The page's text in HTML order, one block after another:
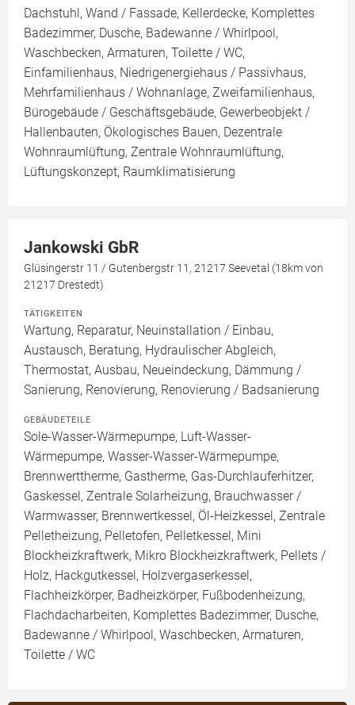
Dachstuhl, Wand / Fassade, Kellerdecke, Komplettes
Badezimmer, Dusche, Badewanne / Whirlpool,
Waschbecken, Armaturen, Toilette / WC,
Einfamilienhaus, Niedrigenergiehaus / Passivhaus,
Mehrfamilienhaus / Wohnanlage, Zweifamilienhaus,
Bürogebäude / Geschäftsgebäude, Gewerbeobjekt /
Hallenbauten, Ökologisches Bauen, Dezentrale
Wohnraumlüftung, Zentrale Wohnraumlüftung,
Lüftungskonzept, Raumklimatisierung
Jankowski GbR
Glüsingerstr 11 / Gutenbergstr 11, 21217 Seevetal (18km von
21217 Drestedt)
TÄTIGKEITEN
Wartung, Reparatur, Neuinstallation / Einbau,
Austausch, Beratung, Hydraulischer Abgleich,
Thermostat, Ausbau, Neueindeckung, Dämmung /
Sanierung, Renovierung, Renovierung / Badsanierung
GEBÄUDETEILE
Sole-Wasser-Wärmepumpe, Luft-Wasser-
Wärmepumpe, Wasser-Wasser-Wärmepumpe,
Brennwerttherme, Gastherme, Gas-Durchlauferhitzer,
Gaskessel, Zentrale Solarheizung, Brauchwasser /
Warmwasser, Brennwertkessel, Öl-Heizkessel, Zentrale
Pelletheizung, Pelletofen, Pelletkessel, Mini
Blockheizkraftwerk, Mikro Blockheizkraftwerk, Pellets /
Holz, Hackgutkessel, Holzvergaserkessel,
Flachheizkörper, Badheizkörper, Fußbodenheizung,
Flachdacharbeiten, Komplettes Badezimmer, Dusche,
Badewanne / Whirlpool, Waschbecken, Armaturen,
Toilette / WC